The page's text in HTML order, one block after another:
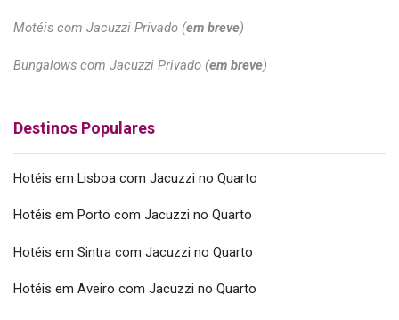
Motéis com Jacuzzi Privado (em breve)
Bungalows com Jacuzzi Privado (em breve)
Destinos Populares
Hotéis em Lisboa com Jacuzzi no Quarto
Hotéis em Porto com Jacuzzi no Quarto
Hotéis em Sintra com Jacuzzi no Quarto
Hotéis em Aveiro com Jacuzzi no Quarto